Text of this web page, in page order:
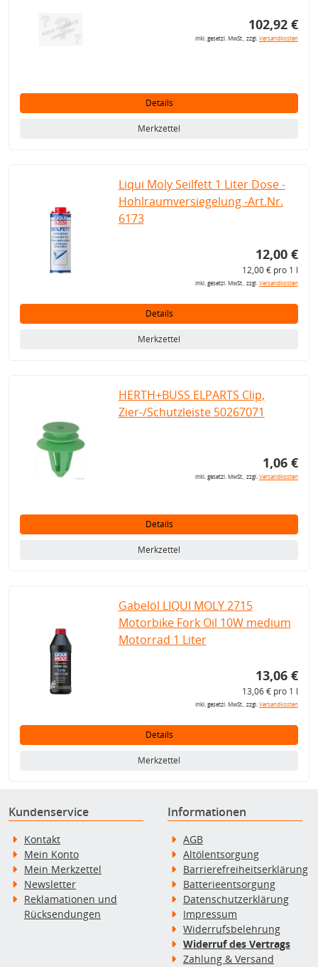
102,92 €
inkl. gesetzl. MwSt., zzgl.Versandkosten
Details
Merkzettel
Liqui Moly Seilfett 1 Liter Dose -
Hohlraumversiegelung -Art.Nr.
6173
12,00 €
12,00 € pro 1 l
inkl. gesetzl. MwSt., zzgl.Versandkosten
Details
Merkzettel
HERTH+BUSS ELPARTS Clip,
Zier-/Schutzleiste 50267071
1,06 €
inkl. gesetzl. MwSt., zzgl.Versandkosten
Details
Merkzettel
Gabelöl LIQUI MOLY 2715
Motorbike Fork Oil 10W medium
Motorrad 1 Liter
13,06 €
13,06 € pro 1 l
inkl. gesetzl. MwSt., zzgl.Versandkosten
Details
Merkzettel
Kundenservice
Kontakt
Mein Konto
Mein Merkzettel
Newsletter
Reklamationen und
Rücksendungen
Informationen
AGB
Altölentsorgung
Barrierefreiheitserklärung
Batterieentsorgung
Datenschutzerklärung
Impressum
Widerrufsbelehrung
Widerruf des Vertrags
Zahlung & Versand